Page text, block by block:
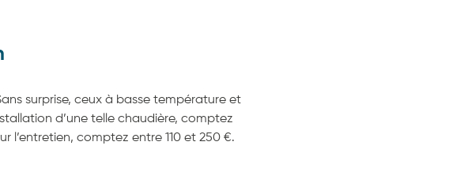
surprise, ceux à basse température et
d’une telle chaudière, comptez
l’entretien, comptez entre 110 et 250 €.